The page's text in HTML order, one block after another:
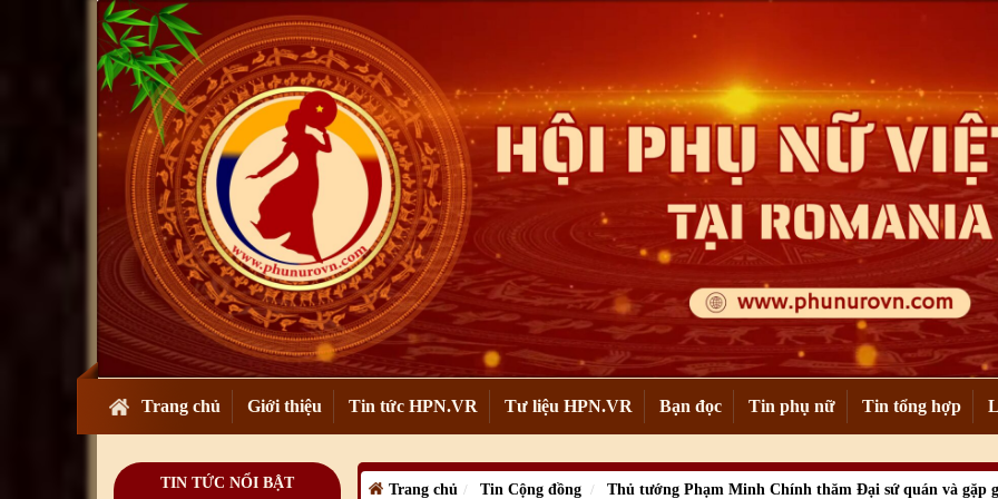
Trang chủ Giới thiệu Tin tức HPN.VR Tư liệu HPN.VR Bạn đọc Tin phụ nữ Tin tổng hợp
TIN TỨC NỔI BẬT
tại Romania
/2026
Lễ khai mạc Giải bóng đá
mở rộng 2026 của cộng đồng
người Việt Nam tại
Romania 08/05/2026
Lễ Giỗ Tổ Hùng Vương và
kỷ niệm 51 năm Ngày Giải
phóng miền Nam, thống nhất
đất nước tại Romania.
28/04/2026
Cộng đồng người Việt Nam
tại Romania vui đón Xuân
Quê Hương
/02/2026
Diễn đàn Doanh nghiệp Việt
Nam tại Châu Âu lần thứ 14
tại Romania – Kết nối, hợp
tác và phát
Diễn đàn Doanh nghiệp Việt
Trang chủ Tin Cộng đồng
Thủ tướng Phạm Minh Chính thăm Đại sứ quán và gặp